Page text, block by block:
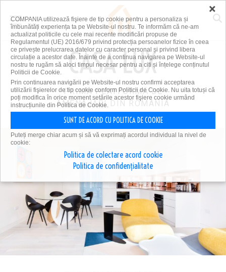
PRIMA PLATFORMĂ DE
AMENAJĂRI DIN ROMÂNIA
×
COMPANIA utilizează fişiere de tip cookie pentru a personaliza și
îmbunătăți experiența ta pe Website-ul nostru. Te informăm că ne-am
actualizat politicile cu cele mai recente modificări propuse de
Regulamentul (UE) 2016/679 privind protecția persoanelor fizice în ceea
ce privește prelucrarea datelor cu caracter personal și privind libera
circulație a acestor date. Înainte de a continua navigarea pe Website-ul
nostru te rugăm să aloci timpul necesar pentru a citi și înțelege conținutul
Politicii de Cookie.
Prin continuarea navigării pe Website-ul nostru confirmi acceptarea
utilizării fişierelor de tip cookie conform Politicii de Cookie. Nu uita totuși că
poți modifica în orice moment setările acestor fişiere cookie urmând
instrucțiunile din Politica de Cookie.
SUNT DE ACORD CU POLITICA DE COOKIE
Puteți merge chiar acum și să vă exprimați acordul individual la nivel de
cookie:
Politica de colectare acord cookie
Politica de confidențialitate